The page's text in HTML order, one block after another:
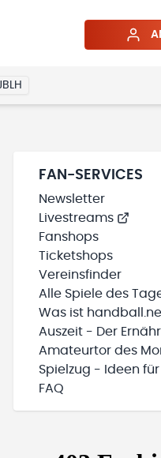
WIRD GELADEN
HINZUFÜGEN
FAN-SERVICES
Newsletter
Livestreams
Fanshops
Ticketshops
Vereinsfinder
Alle Spiele des
Was ist
Auszeit - Der
Amateurtor des
Spielzug - Ideen
FAQ